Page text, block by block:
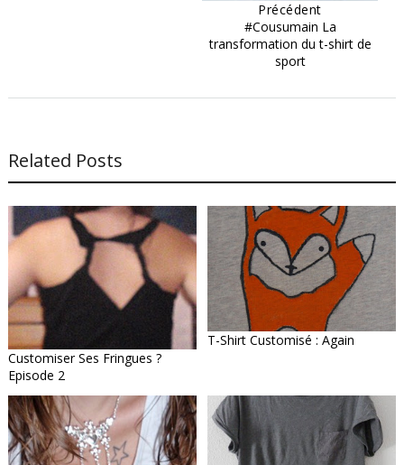
Précédent
#Cousumain La
transformation du t-shirt de
sport
Related Posts
Customiser Ses Fringues ?
Episode 2
T-Shirt Customisé : Again